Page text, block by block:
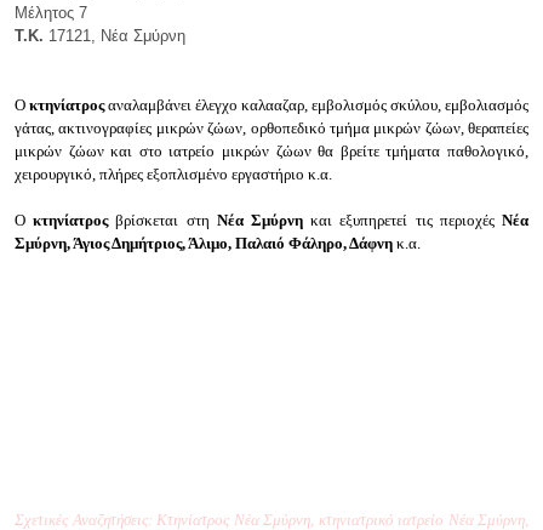
Μέλητος 7
Τ.Κ. 17121, Νέα Σμύρνη
Ο κτηνίατροςαναλαμβάνει έλεγχο καλααζαρ, εμβολισμός σκύλου, εμβολιασμός
γάτας, ακτινογραφίες μικρών ζώων, ορθοπεδικό τμήμα μικρών ζώων, θεραπείες
μικρών ζώων και στο ιατρείο μικρών ζώων θα βρείτε τμήματα παθολογικό,
χειρουργικό, πλήρες εξοπλισμένο εργαστήριο κ.α.
Ο κτηνίατροςβρίσκεται στη Νέα Σμύρνη και εξυπηρετεί τις περιοχέςΝέα
Σμύρνη, Άγιος Δημήτριος, Άλιμο, Παλαιό Φάληρο, Δάφνη κ.α.
Σχετικές Αναζητήσεις: Κτηνίατρος Νέα Σμύρνη, κτηνιατρικό ιατρείο Νέα Σμύρνη,